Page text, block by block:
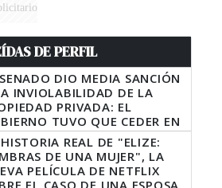
DE PERFIL
DIO MEDIA SANCIÓN
INVIOLABILIDAD DE LA
PRIVADA: EL
TUVO QUE CEDER EN
DEL MANEJO DEL FUEGO
REAL DE "ELIZE:
DE UNA MUJER", LA
PELÍCULA DE NETFLIX
EL CASO DE UNA ESPOSA